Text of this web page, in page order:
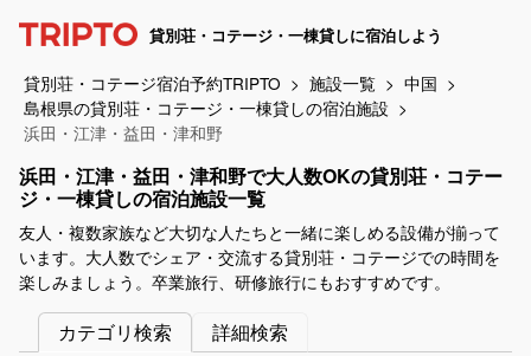
貸別荘・コテージ・一棟貸しに宿泊しよう
貸別荘・コテージ宿泊予約TRIPTO 施設一覧
中国
島根県の貸別荘・コテージ・一棟貸しの宿泊施設
浜田・江津・益田・津和野
浜田・江津・益田・津和野で大人数OKの貸別荘・コテー
ジ・一棟貸しの宿泊施設一覧
友人・複数家族など大切な人たちと一緒に楽しめる設備が揃って
います。大人数でシェア・交流する貸別荘・コテージでの時間を
楽しみましょう。卒業旅行、研修旅行にもおすすめです。
カテゴリ検索
詳細検索